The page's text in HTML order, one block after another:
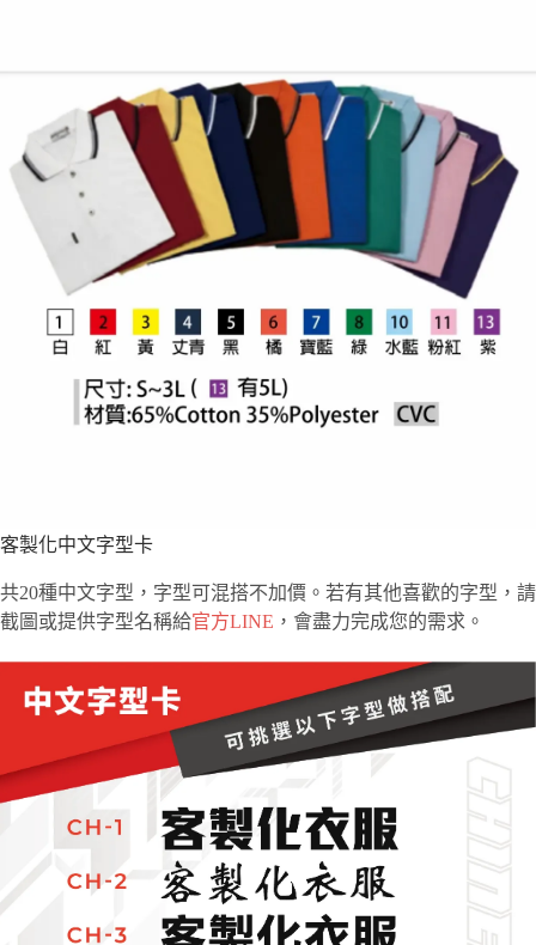
客製化中文字型卡
共20種中文字型，字型可混搭不加價。若有其他喜歡的字型，請
截圖或提供字型名稱給官方LINE ，會盡力完成您的需求。